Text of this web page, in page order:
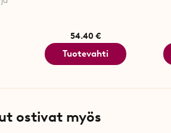
54.40 €
Tuotevahti
ostivat myös